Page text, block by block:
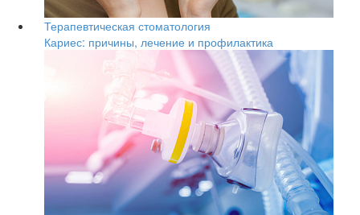
Терапевтическая стоматология
Кариес: причины, лечение и профилактика